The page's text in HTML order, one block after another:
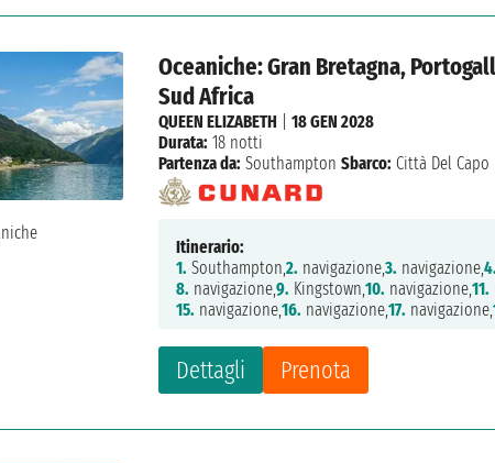
Oceaniche: Gran Bretagna,
Sud Africa
Dettagli Prenota
QUEEN ELIZABETH |18 GEN 2028
Durata: 18 notti
Partenza da: Southampton Sbarco: Città Del Capo
Itinerario:
1. Southampton,2. navigazione,3. navigazione,4.
8. navigazione,9. Kingstown,10. navigazione,11.
15. navigazione,16. navigazione,17. navigazione,